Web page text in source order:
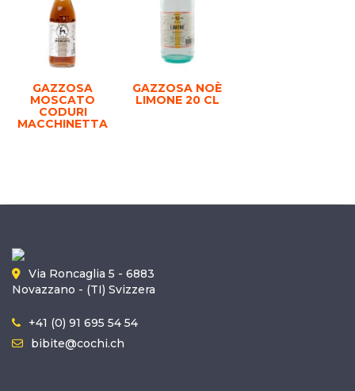
GAZZOSA
MOSCATO
CODURI
MACCHINETTA
GAZZOSA NOÈ
LIMONE 20 CL
Via Roncaglia 5 - 6883
Novazzano - (TI) Svizzera
+41 (0) 91 695 54 54
bibite@cochi.ch